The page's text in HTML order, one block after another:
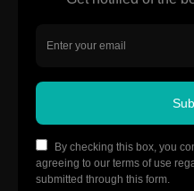
By checking this box, you
agreeing to our terms of use
submitted through this form.